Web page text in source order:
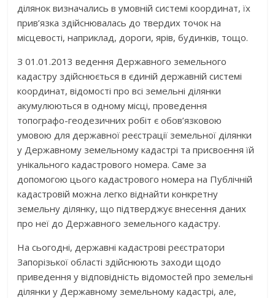
ділянок визначались в умовній системі координат, їх
прив’язка здійснювалась до твердих точок на
місцевості, наприклад, дороги, ярів, будинків, тощо.
З 01.01.2013 ведення Державного земельного
кадастру здійснюється в єдиній державній системі
координат, відомості про всі земельні ділянки
акумулюються в одному місці, проведення
топографо-геодезичних робіт є обов’язковою
умовою для державної реєстрації земельної ділянки
у Державному земельному кадастрі та присвоєння їй
унікального кадастрового номера. Саме за
допомогою цього кадастрового номера на Публічній
кадастровій можна легко віднайти конкретну
земельну ділянку, що підтверджує внесення даних
про неї до Державного земельного кадастру.
На сьогодні, державні кадастрові реєстратори
Запорізької області здійснюють заходи щодо
приведення у відповідність відомостей про земельні
ділянки у Державному земельному кадастрі, але,